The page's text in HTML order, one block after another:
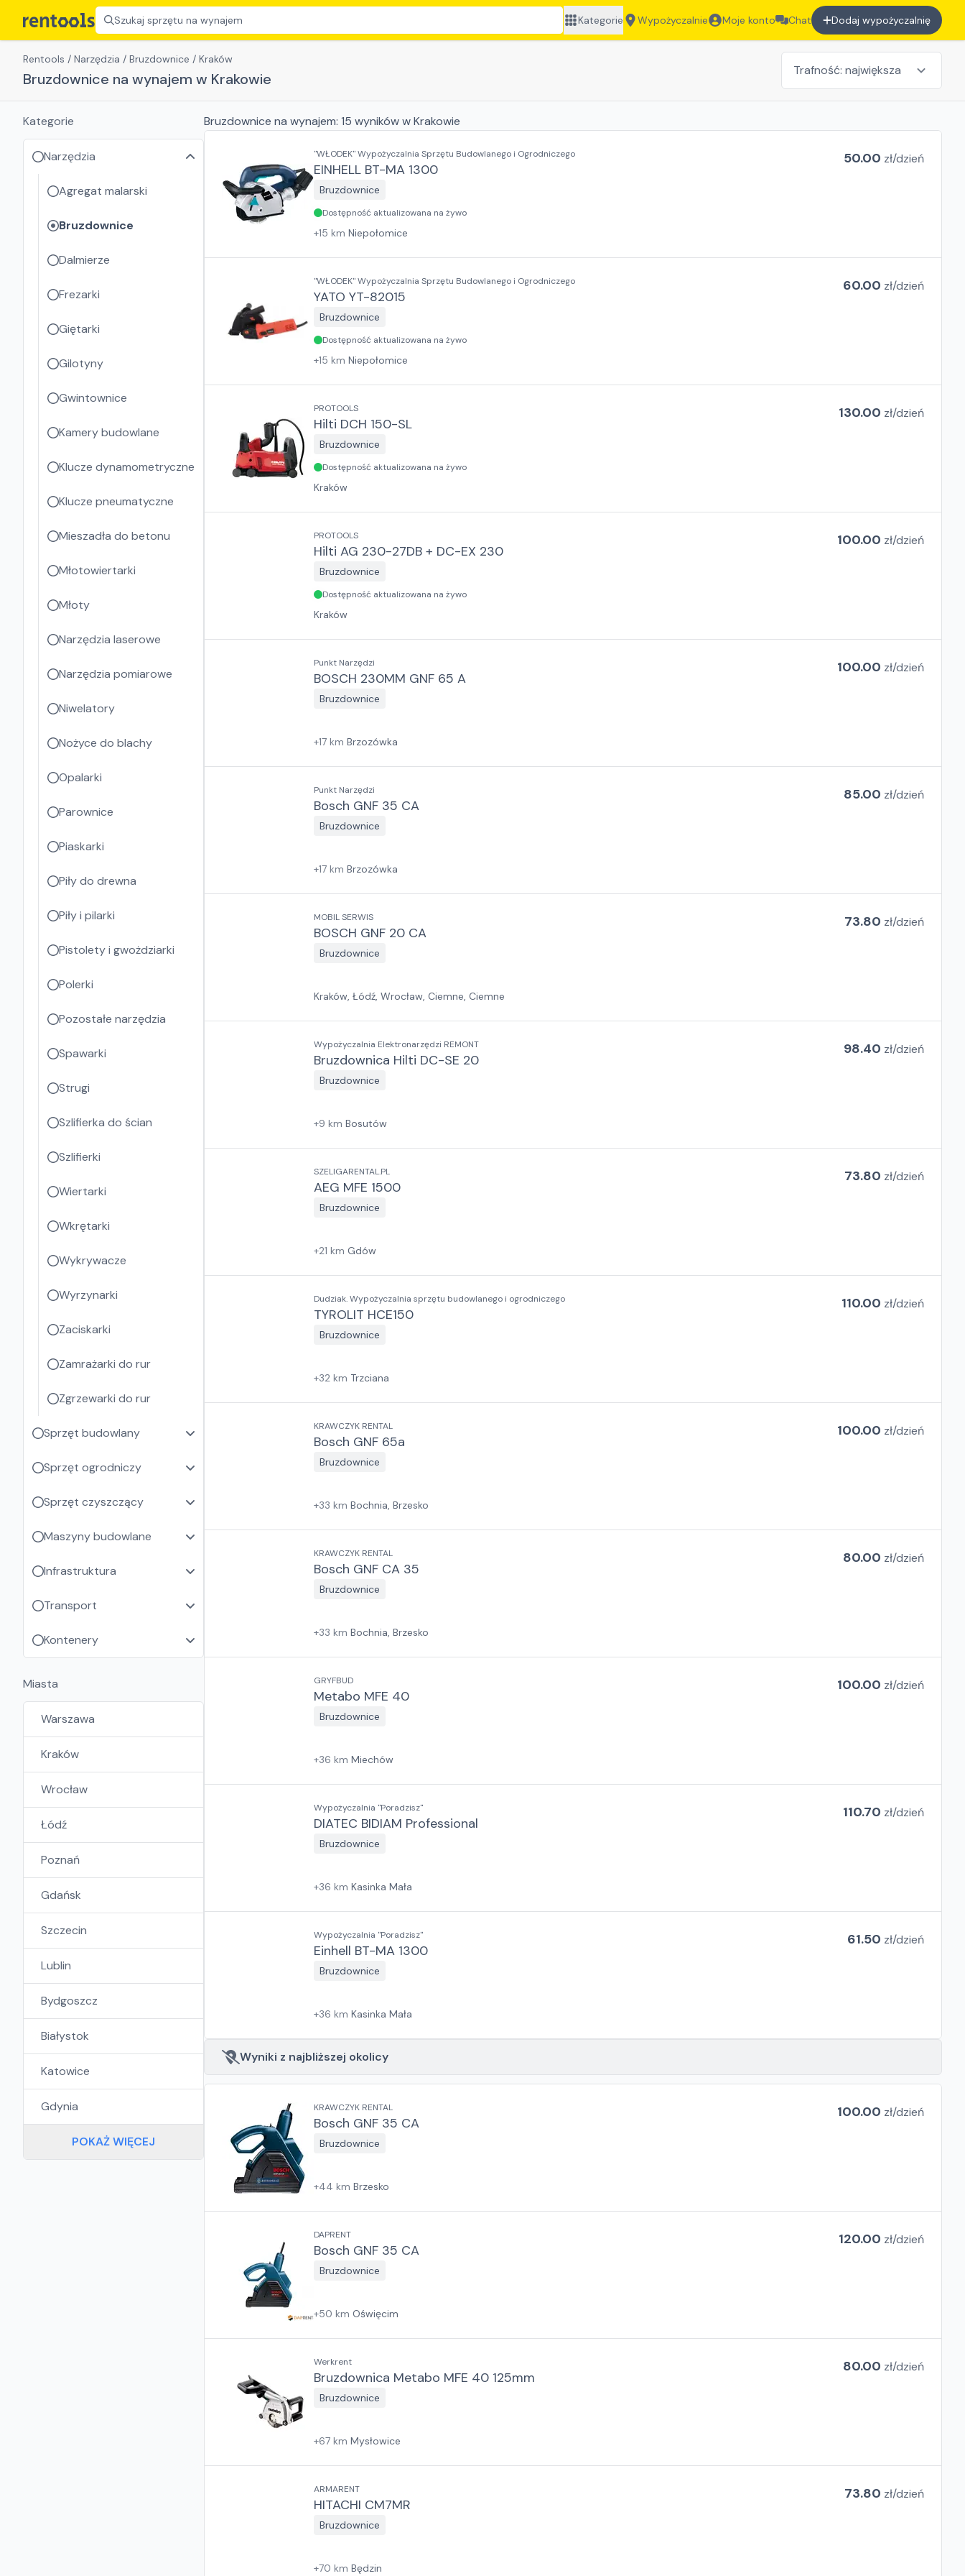
Szukaj sprzętu na wynajem Kategorie Wypożyczalnie Moje konto Chat Dodaj wypożyczalnię
Rentools / Narzędzia / Bruzdownice / Kraków
Bruzdownice na wynajem w Krakowie
Bruzdownice na wynajem: 15 wynikóww Krakowie
"WŁODEK" Wypożyczalnia Sprzętu Budowlanego i Ogrodniczego
EINHELL BT-MA 1300
Bruzdownice
50.00 zł/dzień
Dostępność aktualizowana na żywo
+15 km Niepołomice
"WŁODEK" Wypożyczalnia Sprzętu Budowlanego i Ogrodniczego
YATO YT-82015
Bruzdownice
60.00 zł/dzień
Dostępność aktualizowana na żywo
+15 km Niepołomice
PROTOOLS
Hilti DCH 150-SL
Bruzdownice
130.00 zł/dzień
Dostępność aktualizowana na żywo
Kraków
PROTOOLS
Hilti AG 230-27DB + DC-EX 230
Bruzdownice
100.00 zł/dzień
Dostępność aktualizowana na żywo
Kraków
Punkt Narzędzi
BOSCH 230MM GNF 65 A
Bruzdownice
100.00 zł/dzień
+17 km Brzozówka
Punkt Narzędzi
Bosch GNF 35 CA
Bruzdownice
85.00 zł/dzień
+17 km Brzozówka
MOBIL SERWIS
BOSCH GNF 20 CA
Bruzdownice
73.80 zł/dzień
Kraków, Łódź, Wrocław, Ciemne, Ciemne
Wypożyczalnia Elektronarzędzi REMONT
Bruzdownica Hilti DC-SE 20
Bruzdownice
98.40 zł/dzień
+9 km Bosutów
SZELIGARENTAL.PL
AEG MFE 1500
Bruzdownice
73.80 zł/dzień
+21 km Gdów
Dudziak. Wypożyczalnia sprzętu budowlanego i ogrodniczego
TYROLIT HCE150
Bruzdownice
110.00 zł/dzień
+32 km Trzciana
KRAWCZYK RENTAL
Bosch GNF 65a
Bruzdownice
100.00 zł/dzień
+33 km Bochnia, Brzesko
KRAWCZYK RENTAL
Bosch GNF CA 35
Bruzdownice
80.00 zł/dzień
+33 km Bochnia, Brzesko
GRYFBUD
Metabo MFE 40
Bruzdownice
100.00 zł/dzień
+36 km Miechów
Wypożyczalnia "Poradzisz"
DIATEC BIDIAM Professional
Bruzdownice
110.70 zł/dzień
+36 km Kasinka Mała
Wypożyczalnia "Poradzisz"
Einhell BT-MA 1300
Bruzdownice
61.50 zł/dzień
+36 km Kasinka Mała
Wyniki z najbliższej okolicy
KRAWCZYK RENTAL
Bosch GNF 35 CA
Bruzdownice
100.00 zł/dzień
+44 km Brzesko
DAPRENT
Bosch GNF 35 CA
Bruzdownice
120.00 zł/dzień
+50 km Oświęcim
Werkrent
Bruzdownica Metabo MFE 40 125mm
Bruzdownice
80.00 zł/dzień
+67 km Mysłowice
ARMARENT
HITACHI CM7MR
Bruzdownice
73.80 zł/dzień
+70 km Będzin
Kategorie
Narzędzia
Agregat malarski
Bruzdownice
Dalmierze
Frezarki
Giętarki
Gilotyny
Gwintownice
Kamery budowlane
Klucze dynamometryczne
Klucze pneumatyczne
Mieszadła do betonu
Młotowiertarki
Młoty
Narzędzia laserowe
Narzędzia pomiarowe
Niwelatory
Nożyce do blachy
Opalarki
Parownice
Piaskarki
Piły do drewna
Piły i pilarki
Pistolety i gwożdziarki
Polerki
Pozostałe narzędzia
Spawarki
Strugi
Szlifierka do ścian
Szlifierki
Wiertarki
Wkrętarki
Wykrywacze
Wyrzynarki
Zaciskarki
Zamrażarki do rur
Zgrzewarki do rur
Sprzęt budowlany
Sprzęt ogrodniczy
Sprzęt czyszczący
Maszyny budowlane
Infrastruktura
Transport
Kontenery
Miasta
Warszawa
Kraków
Wrocław
Łódź
Poznań
Gdańsk
Szczecin
Lublin
Bydgoszcz
Białystok
Katowice
Gdynia
POKAŻ WIĘCEJ